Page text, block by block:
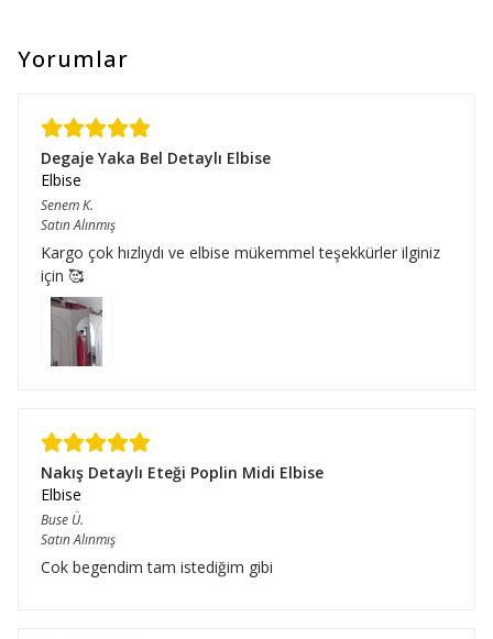
Yorumlar
Degaje Yaka Bel Detaylı Elbise
Elbise
SenemK.
Satın Alınmış
Kargo çok hızlıydı ve elbise mükemmel teşekkürler ilginiz
için 🥰
Nakış Detaylı Eteği Poplin Midi Elbise
Elbise
Buse Ü.
Satın Alınmış
Cok begendim tam istediğim gibi